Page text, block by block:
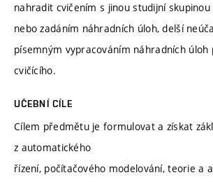
nahradit cvičením s jinou studijní
nebo zadáním náhradních úloh, delší
písemným vypracováním náhradních úloh
cvičícího.
UČEBNÍ CÍLE
Cílem předmětu je formulovat a získat
z automatického
řízení, počítačového modelování, teorie a